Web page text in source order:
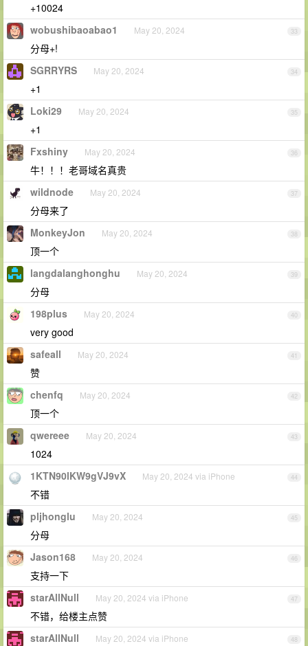
+10024
33
wobushibaoabao1 May 20, 2024
分母+!
34
SGRRYRS May 20, 2024
+1
35
Loki29 May 20, 2024
+1
36
Fxshiny May 20, 2024
牛！！！老哥域名真贵
37
wildnode May 20, 2024
分母来了
38
MonkeyJon May 20, 2024
顶一个
39
langdalanghonghu May 20, 2024
分母
40
198plus May 20, 2024
very good
41
safeall May 20, 2024
赞
42
chenfq May 20, 2024
顶一个
43
qwereee May 20, 2024
1024
44
1KTN90lKW9gVJ9vX May 20, 2024 via iPhone
不错
45
pljhonglu May 20, 2024
分母
46
Jason168 May 20, 2024
支持一下
47
starAllNull May 20, 2024 via iPhone
不错，给楼主点赞
48
starAllNull May 20, 2024 via iPhone